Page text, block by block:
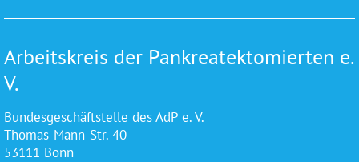
Arbeitskreis der Pankreatektomierten e.
V.
Bundesgeschäftstelle des AdP e. V.
Thomas-Mann-Str. 40
53111 Bonn